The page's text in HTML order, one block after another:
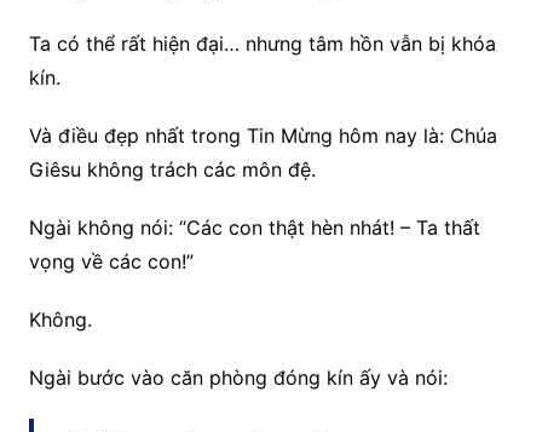
Ta có thể rất hiện đại… nhưng tâm hồn vẫn bị khóa
kín.
Và điều đẹp nhất trong Tin Mừng hôm nay là: Chúa
Giêsu không trách các môn đệ.
Ngài không nói: “Các con thật hèn nhát! – Ta thất
vọng về các con!”
Không.
Ngài bước vào căn phòng đóng kín ấy và nói: